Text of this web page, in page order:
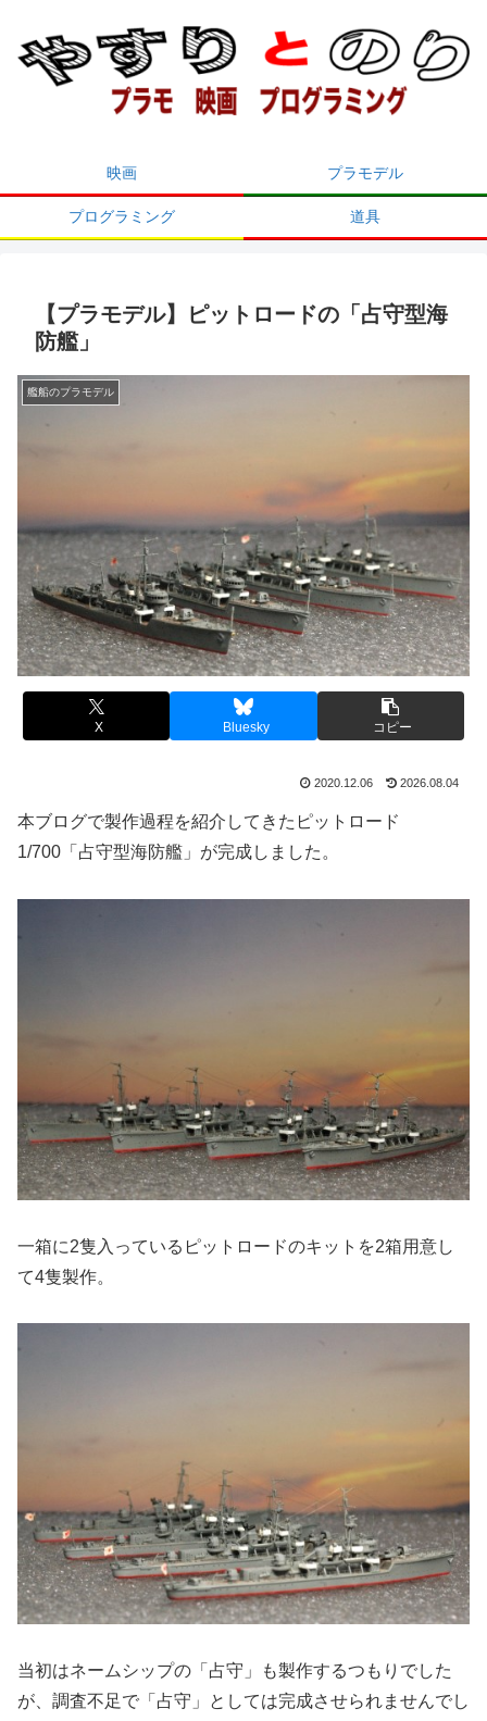
映画 プラモデル
プログラミング 道具
【プラモデル】ピットロードの「占守型海
防艦」
艦船のプラモデル
X Bluesky コピー
2020.12.06 2026.08.04
本ブログで製作過程を紹介してきたピットロード
1/700「占守型海防艦」が完成しました。
一箱に2隻入っているピットロードのキットを2箱用意し
て4隻製作。
当初はネームシップの「占守」も製作するつもりでした
が、調査不足で「占守」としては完成させられませんでし